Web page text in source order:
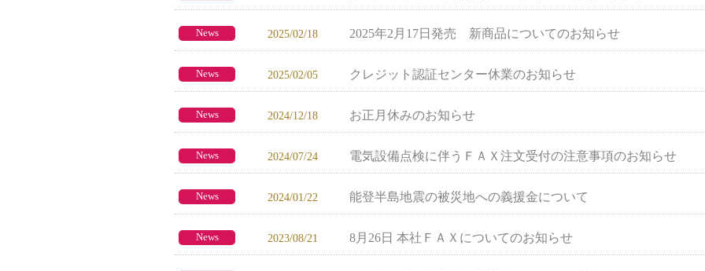
News 2025/02/18 2025年2月17日発売 新商品についてのお知らせ
News 2025/02/05 クレジット認証センター休業のお知らせ
News 2024/12/18 お正月休みのお知らせ
News 2024/07/24 電気設備点検に伴うＦＡＸ注文受付の注意事項のお知らせ
News 2024/01/22 能登半島地震の被災地への義援金について
News 2023/08/21 8月26日 本社ＦＡＸについてのお知らせ